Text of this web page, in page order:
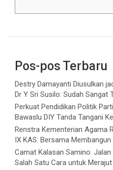
Pos-pos Terbaru
Destry Damayanti Diusulkan
Dr Y Sri Susilo: Sudah Sangat
Perkuat Pendidikan Politik
Bawaslu DIY Tanda Tangani
Renstra Kementerian Agama
IX KAS: Bersama
Camat Kalasan Samino:
Salah Satu Cara untuk